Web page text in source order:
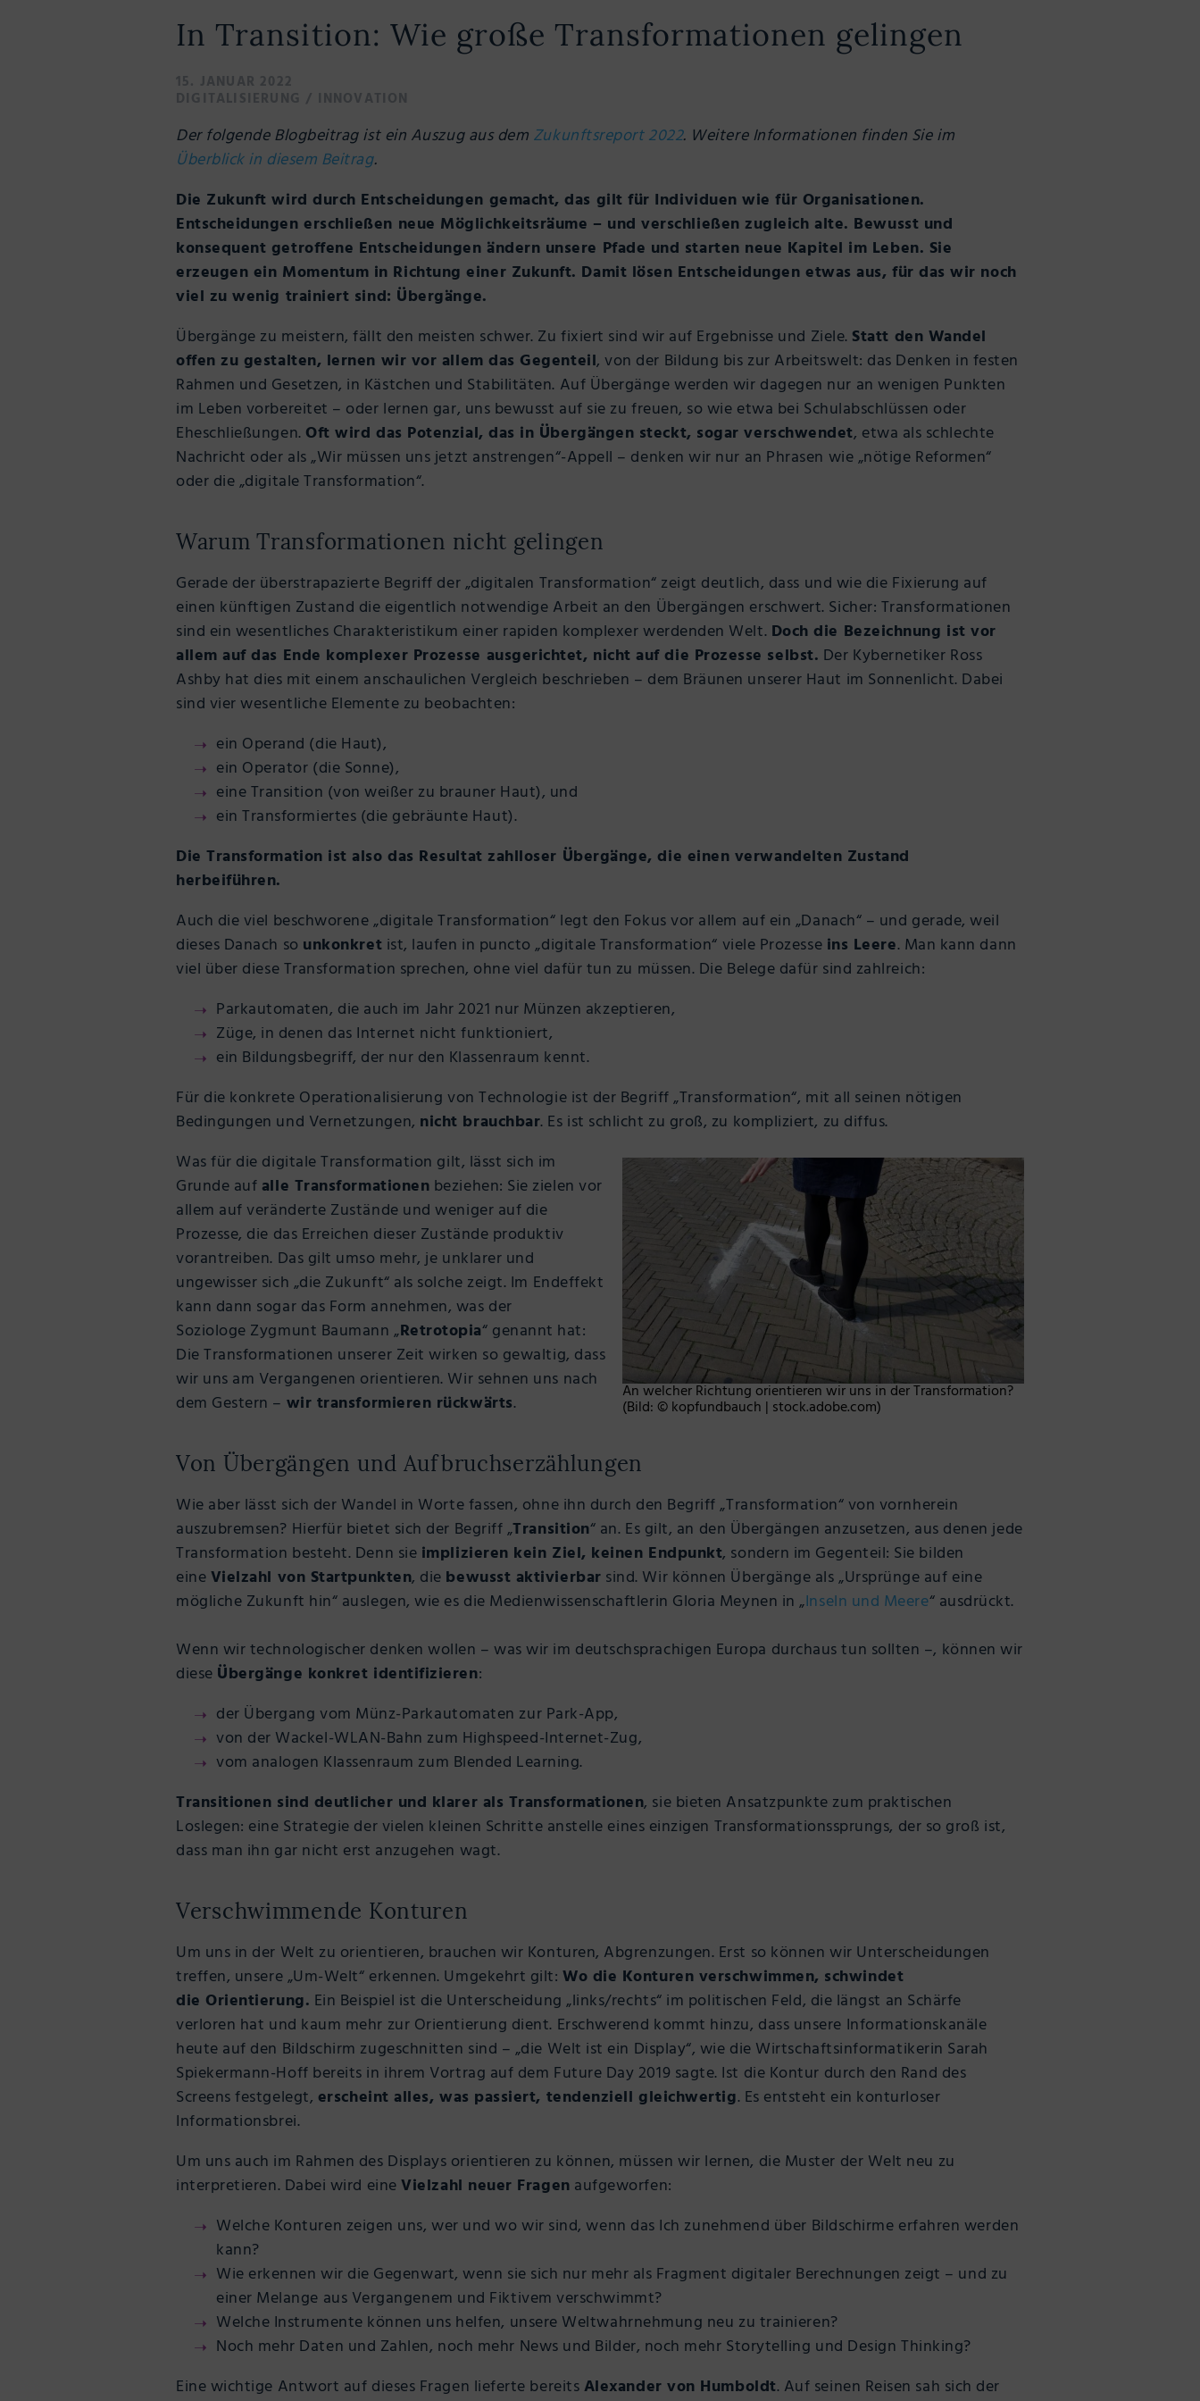
In Transition: Wie große Transformationen gelingen
15. JANUAR 2022
DIGITALISIERUNG / INNOVATION
Der folgende Blogbeitrag ist ein Auszug aus dem Zukunftsreport 2022. Weitere Informationen finden Sie im
Überblick in diesem Beitrag.
Die Zukunft wird durch Entscheidungen gemacht, das gilt für Individuen wie für Organisationen.
Entscheidungen erschließen neue Möglichkeitsräume – und verschließen zugleich alte. Bewusst und
konsequent getroffene Entscheidungen ändern unsere Pfade und starten neue Kapitel im Leben. Sie
erzeugen ein Momentum in Richtung einer Zukunft. Damit lösen Entscheidungen etwas aus, für das wir noch
viel zu wenig trainiert sind: Übergänge.
Übergänge zu meistern, fällt den meisten schwer. Zu fixiert sind wir auf Ergebnisse und Ziele. Statt den Wandel
offen zu gestalten, lernen wir vor allem das Gegenteil, von der Bildung bis zur Arbeitswelt: das Denken in festen
Rahmen und Gesetzen, in Kästchen und Stabilitäten. Auf Übergänge werden wir dagegen nur an wenigen Punkten
im Leben vorbereitet – oder lernen gar, uns bewusst auf sie zu freuen, so wie etwa bei Schulabschlüssen oder
Eheschließungen. Oft wird das Potenzial, das in Übergängen steckt, sogar verschwendet, etwa als schlechte
Nachricht oder als „Wir müssen uns jetzt anstrengen“-Appell – denken wir nur an Phrasen wie „nötige Reformen“
oder die „digitale Transformation“.
Warum Transformationen nicht gelingen
Gerade der überstrapazierte Begriff der „digitalen Transformation“ zeigt deutlich, dass und wie die Fixierung auf
einen künftigen Zustand die eigentlich notwendige Arbeit an den Übergängen erschwert. Sicher: Transformationen
sind ein wesentliches Charakteristikum einer rapiden komplexer werdenden Welt. Doch die Bezeichnung ist vor
allem auf das Ende komplexer Prozesse ausgerichtet, nicht auf die Prozesse selbst. Der Kybernetiker Ross
Ashby hat dies mit einem anschaulichen Vergleich beschrieben – dem Bräunen unserer Haut im Sonnenlicht. Dabei
sind vier wesentliche Elemente zu beobachten:
ein Operand (die Haut),
ein Operator (die Sonne),
eine Transition (von weißer zu brauner Haut), und
ein Transformiertes (die gebräunte Haut).
Die Transformation ist also das Resultat zahlloser Übergänge, die einen verwandelten Zustand
herbeiführen.
Auch die viel beschworene „digitale Transformation“ legt den Fokus vor allem auf ein „Danach“ – und gerade, weil
dieses Danach so unkonkret ist, laufen in puncto „digitale Transformation“ viele Prozesse ins Leere. Man kann dann
viel über diese Transformation sprechen, ohne viel dafür tun zu müssen. Die Belege dafür sind zahlreich:
Parkautomaten, die auch im Jahr 2021 nur Münzen akzeptieren,
Züge, in denen das Internet nicht funktioniert,
ein Bildungsbegriff, der nur den Klassenraum kennt.
Für die konkrete Operationalisierung von Technologie ist der Begriff „Transformation“, mit all seinen nötigen
Bedingungen und Vernetzungen, nicht brauchbar. Es ist schlicht zu groß, zu kompliziert, zu diffus.
An welcher Richtung orientieren wir uns in der Transformation?
(Bild: © kopfundbauch | stock.adobe.com)
Was für die digitale Transformation gilt, lässt sich im
Grunde auf alle Transformationen beziehen: Sie zielen vor
allem auf veränderte Zustände und weniger auf die
Prozesse, die das Erreichen dieser Zustände produktiv
vorantreiben. Das gilt umso mehr, je unklarer und
ungewisser sich „die Zukunft“ als solche zeigt. Im Endeffekt
kann dann sogar das Form annehmen, was der
Soziologe Zygmunt Baumann „Retrotopia“ genannt hat:
Die Transformationen unserer Zeit wirken so gewaltig, dass
wir uns am Vergangenen orientieren. Wir sehnen uns nach
dem Gestern – wir transformieren rückwärts.
Von Übergängen und Aufbruchserzählungen
Wie aber lässt sich der Wandel in Worte fassen, ohne ihn durch den Begriff „Transformation“ von vornherein
auszubremsen? Hierfür bietet sich der Begriff „Transition“ an. Es gilt, an den Übergängen anzusetzen, aus denen jede
Transformation besteht. Denn sie implizieren kein Ziel, keinen Endpunkt, sondern im Gegenteil: Sie bilden
eineVielzahl von Startpunkten, die bewusst aktivierbar sind. Wir können Übergänge als „Ursprünge auf eine
mögliche Zukunft hin“ auslegen, wie es die Medienwissenschaftlerin Gloria Meynen in „Inseln und Meere“ ausdrückt.
Wenn wir technologischer denken wollen – was wir im deutschsprachigen Europa durchaus tun sollten –, können wir
diese Übergänge konkret identifizieren:
der Übergang vom Münz-Parkautomaten zur Park-App,
von der Wackel-WLAN-Bahn zum Highspeed-Internet-Zug,
vom analogen Klassenraum zum Blended Learning.
Transitionen sind deutlicher und klarer als Transformationen, sie bieten Ansatzpunkte zum praktischen
Loslegen: eine Strategie der vielen kleinen Schritte anstelle eines einzigen Transformationssprungs, der so groß ist,
dass man ihn gar nicht erst anzugehen wagt.
Verschwimmende Konturen
Um uns in der Welt zu orientieren, brauchen wir Konturen, Abgrenzungen. Erst so können wir Unterscheidungen
treffen, unsere „Um-Welt“ erkennen. Umgekehrt gilt:Wo die Konturen verschwimmen, schwindet
die Orientierung. Ein Beispiel ist die Unterscheidung „links/rechts“ im politischen Feld, die längst an Schärfe
verloren hat und kaum mehr zur Orientierung dient. Erschwerend kommt hinzu, dass unsere Informationskanäle
heute auf den Bildschirm zugeschnitten sind – „die Welt ist ein Display“, wie die Wirtschaftsinformatikerin Sarah
Spiekermann-Hoff bereits in ihrem Vortrag auf dem Future Day 2019 sagte. Ist die Kontur durch den Rand des
Screens festgelegt, erscheint alles, was passiert, tendenziell gleichwertig. Es entsteht ein konturloser
Informationsbrei.
Um uns auch im Rahmen des Displays orientieren zu können, müssen wir lernen, die Muster der Welt neu zu
interpretieren. Dabei wird eineVielzahl neuer Fragen aufgeworfen:
Welche Konturen zeigen uns, wer und wo wir sind, wenn das Ich zunehmend über Bildschirme erfahren werden
kann?
Wie erkennen wir die Gegenwart, wenn sie sich nur mehr als Fragment digitaler Berechnungen zeigt – und zu
einer Melange aus Vergangenem und Fiktivem verschwimmt?
Welche Instrumente können uns helfen, unsere Weltwahrnehmung neu zu trainieren?
Noch mehr Daten und Zahlen, noch mehr News und Bilder, noch mehr Storytelling und Design Thinking?
Eine wichtige Antwort auf dieses Fragen lieferte bereitsAlexander von Humboldt. Auf seinen Reisen sah sich der